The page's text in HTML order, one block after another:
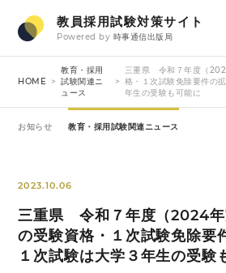
教員採用試験対策サイト
Powered by 時事通信出版局
HOME
教育・採用
試験関連ニ
ュース
三重県 令和７年度（
格・１次試験免除要件の
年生の受験も可能に
お知らせ 教育・採用試験関連ニュース
2023.10.06
三重県 令和７年度（2024年
の受験資格・１次試験免除要
１次試験は大学３年生の受験